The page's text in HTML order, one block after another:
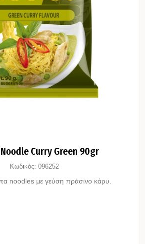
Curry Green 90gr
Κωδικός: 096252
noodles με γεύση πράσινο κάρυ.